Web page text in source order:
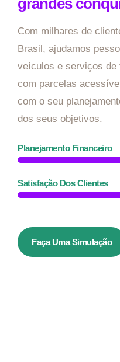
grandes
Com milhares de
Brasil, ajudamos
veículos e serviços de
com parcelas
com o seu
dos seus objetivos.
Planejamento Financeiro
Satisfação Dos Clientes
Faça Uma Simulação